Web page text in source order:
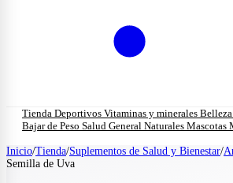
Tienda Deportivos Vitaminas y minerales
Bajar de Peso Salud General Naturales Mascotas
Inicio/Tienda/Suplementos de Salud y Bienestar/
Semilla de Uva